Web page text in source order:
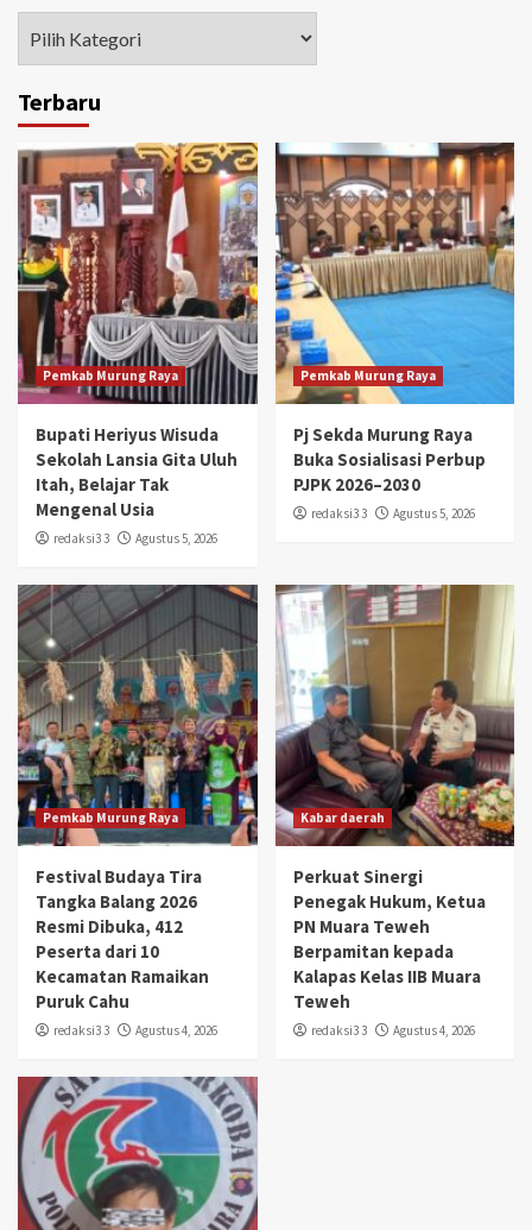
Terbaru
Pemkab Murung Raya
Bupati Heriyus Wisuda
Sekolah Lansia Gita Uluh
Itah, Belajar Tak
Mengenal Usia
redaksi3 3 Agustus 5, 2026
Pemkab Murung Raya
Pj Sekda Murung Raya
Buka Sosialisasi Perbup
PJPK 2026–2030
redaksi3 3 Agustus 5, 2026
Pemkab Murung Raya
Festival Budaya Tira
Tangka Balang 2026
Resmi Dibuka, 412
Peserta dari 10
Kecamatan Ramaikan
Puruk Cahu
redaksi3 3 Agustus 4, 2026
Kabar daerah
Perkuat Sinergi
Penegak Hukum, Ketua
PN Muara Teweh
Berpamitan kepada
Kalapas Kelas IIB Muara
Teweh
redaksi3 3 Agustus 4, 2026